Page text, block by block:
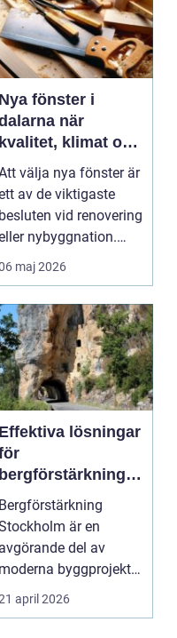
Nya fönster i
när
kvalitet, klimat och
känsla samspelar
välja nya fönster är
av de viktigaste
besluten vid renovering
nybyggnation.
Fönster på...
maj 2026
Effektiva lösningar
bergförstärkning i
Stockholm
Bergförstärkning
är en
avgörande del av
moderna byggprojekt,
särs...
april 2026